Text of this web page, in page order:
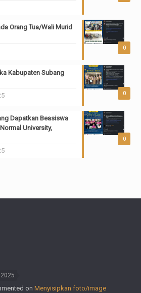
0
Orang Tua/Wali Murid
0
Kabupaten Subang
0
Dapatkan Beasiswa
University,
on Menyisipkan foto/image